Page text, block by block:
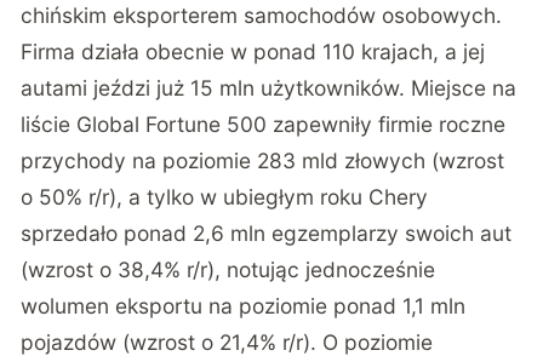
chińskim eksporterem samochodów osobowych.
Firma działa obecnie w ponad 110 krajach, a jej
autami jeździ już 15 mln użytkowników. Miejsce na
liście Global Fortune 500 zapewniły firmie roczne
przychody na poziomie 283 mld złowych (wzrost
o 50% r/r), a tylko w ubiegłym roku Chery
sprzedało ponad 2,6 mln egzemplarzy swoich aut
(wzrost o 38,4% r/r), notując jednocześnie
wolumen eksportu na poziomie ponad 1,1 mln
pojazdów (wzrost o 21,4% r/r). O poziomie